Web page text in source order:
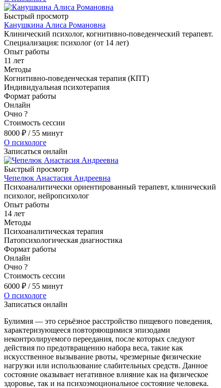
Быстрый просмотр
Канушкина Алиса Романовна
Клинический психолог, когнитивно-поведенческий терапевт.
Специализация: психолог (от 14 лет)
Опыт работы
11 лет
Методы
Когнитивно-поведенческая терапия (КПТ)
Индивидуальная психотерапия
Формат работы
Онлайн
Очно ?
Стоимость сессии
8000 ₽ / 55 минут
О психологе
Записаться онлайн
Быстрый просмотр
Чепелюк Анастасия Андреевна
Психоаналитически ориентированный терапевт, клинический
психолог, нейропсихолог
Опыт работы
14 лет
Методы
Психоаналитическая терапия
Патопсихологическая диагностика
Формат работы
Онлайн
Очно ?
Стоимость сессии
6000 ₽ / 55 минут
О психологе
Записаться онлайн
Булимия — это серьёзное расстройство пищевого поведения,
характеризующееся повторяющимися эпизодами
неконтролируемого переедания, после которых следуют
действия по предотвращению набора веса, такие как
искусственное вызывание рвоты, чрезмерные физические
нагрузки или использование слабительных средств. Данное
состояние оказывает негативное влияние как на физическое
здоровье, так и на психоэмоциональное состояние человека.